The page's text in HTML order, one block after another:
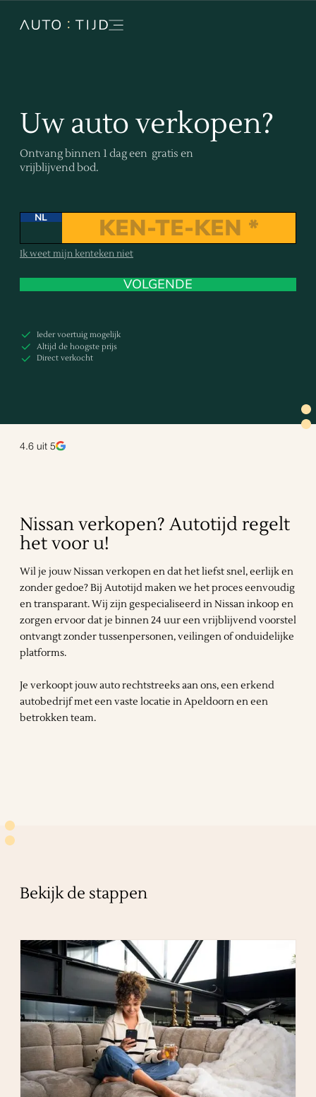
Uw auto verkopen?
Ontvang binnen 1 dag een gratis en
vrijblijvend bod.
NL
Ik weet mijn kenteken niet
VOLGENDE
Ieder voertuig mogelijk
Altijd de hoogste prijs
Direct verkocht
4.6 uit 5
Nissan verkopen? Autotijd regelt
het voor u!
Wil je jouw Nissan verkopen en dat het liefst snel, eerlijk en
zonder gedoe? Bij Autotijd maken we het proces eenvoudig
en transparant. Wij zijn gespecialiseerd in Nissan inkoop en
zorgen ervoor dat je binnen 24 uur een vrijblijvend voorstel
ontvangt zonder tussenpersonen, veilingen of onduidelijke
platforms.
Je verkoopt jouw auto rechtstreeks aan ons, een erkend
autobedrijf met een vaste locatie in Apeldoorn en een
betrokken team.
Bekijk de stappen